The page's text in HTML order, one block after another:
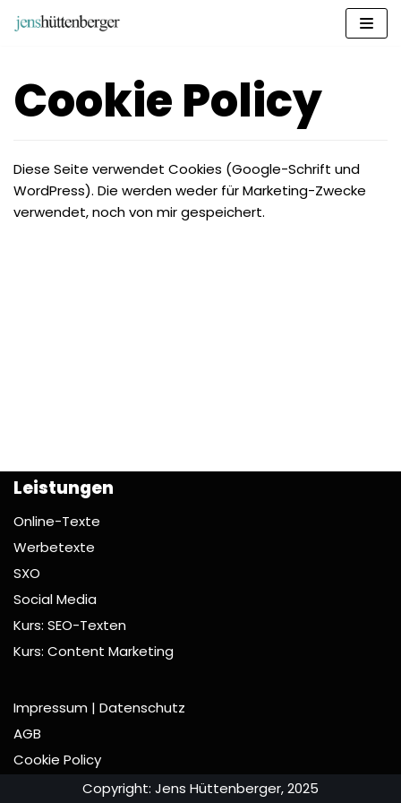
Zum
Cookie Policy
Diese Seite verwendet Cookies (Google-Schrift und
WordPress). Die werden weder für Marketing-Zwecke
verwendet, noch von mir gespeichert.
Leistungen
Online-Texte
Werbetexte
SXO
Social Media
Kurs: SEO-Texten
Kurs: Content Marketing
Impressum | Datenschutz
AGB
Cookie Policy
Copyright: Jens Hüttenberger, 2025